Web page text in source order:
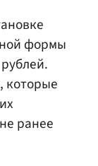
формы
которые
ранее